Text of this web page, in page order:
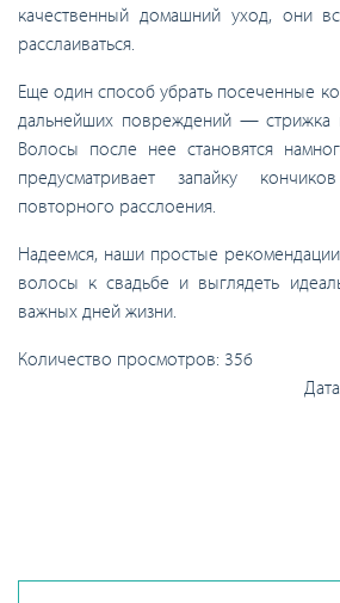
качественный домашний уход, они
расслаиваться.
Еще один способ убрать посеченные
дальнейших повреждений — стрижка
Волосы после нее становятся
предусматривает запайку
повторного расслоения.
Надеемся, наши простые
волосы к свадьбе и выглядеть
важных дней жизни.
Количество просмотров: 356